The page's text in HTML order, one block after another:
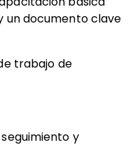
un documento clave
trabajo de
y